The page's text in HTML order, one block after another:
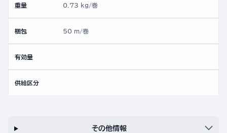
重量 0.73 kg/巻
梱包 50 m/巻
有効量
供給区分
その他情報